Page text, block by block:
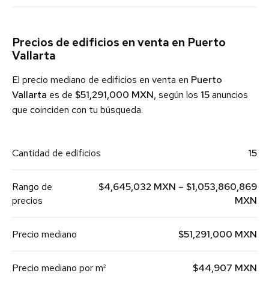
Precios de edificios en venta en Puerto
Vallarta
El precio mediano de edificios en venta en Puerto
Vallarta es de $51,291,000 MXN, según los 15anuncios
que coinciden con tu búsqueda.
Cantidad de edificios 15
Rango de
precios
$4,645,032 MXN – $1,053,860,869
MXN
Precio mediano $51,291,000 MXN
Precio mediano por m² $44,907 MXN